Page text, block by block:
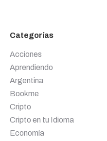
Categorías
Acciones
Aprendiendo
Argentina
Bookme
Cripto
Cripto en tu Idioma
Economía